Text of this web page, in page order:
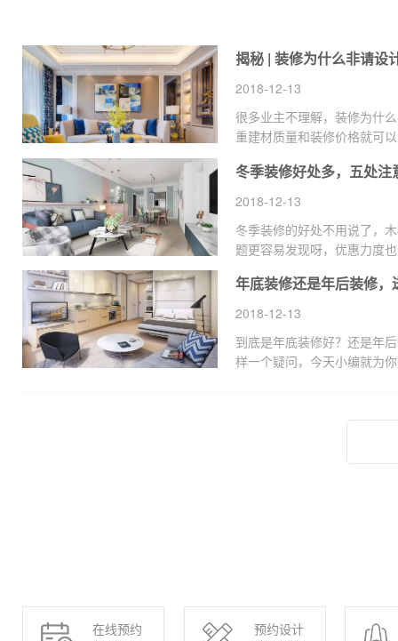
2018-12-13
很多业主不理解，装修为什
重建材质量和装修价格就可
冬季装修好处多，五处注
2018-12-13
冬季装修的好处不用说了，
题更容易发现呀，优惠力度
殊，所以装修时该预防的问
年底装修还是年后装修
2018-12-13
到底是年底装修好？还是年
样一个疑问，今天小编就为
在线预约
预约设计